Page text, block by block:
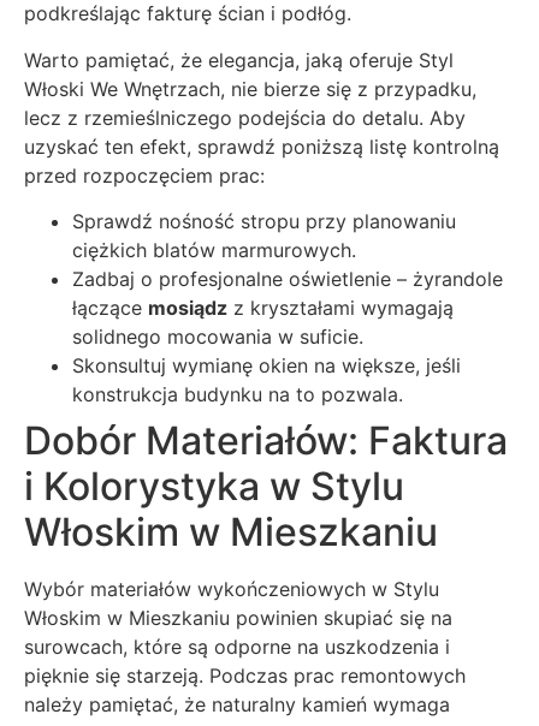
podkreślając fakturę ścian i podłóg.
Warto pamiętać, że elegancja, jaką oferuje Styl
Włoski We Wnętrzach, nie bierze się z przypadku,
lecz z rzemieślniczego podejścia do detalu. Aby
uzyskać ten efekt, sprawdź poniższą listę kontrolną
przed rozpoczęciem prac:
Sprawdź nośność stropu przy planowaniu
ciężkich blatów marmurowych.
Zadbaj o profesjonalne oświetlenie – żyrandole
łączące mosiądz z kryształami wymagają
solidnego mocowania w suficie.
Skonsultuj wymianę okien na większe, jeśli
konstrukcja budynku na to pozwala.
Dobór Materiałów: Faktura
i Kolorystyka w Stylu
Włoskim w Mieszkaniu
Wybór materiałów wykończeniowych w Stylu
Włoskim w Mieszkaniu powinien skupiać się na
surowcach, które są odporne na uszkodzenia i
pięknie się starzeją. Podczas prac remontowych
należy pamiętać, że naturalny kamień wymaga